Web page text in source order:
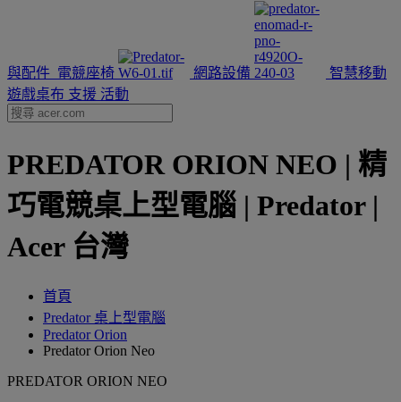
與配件 電競座椅 網路設備
智慧移動
遊戲桌布 支援 活動
PREDATOR ORION NEO | 精
巧電競桌上型電腦 | Predator |
Acer 台灣
首頁
Predator 桌上型電腦
Predator Orion
Predator Orion Neo
PREDATOR ORION NEO